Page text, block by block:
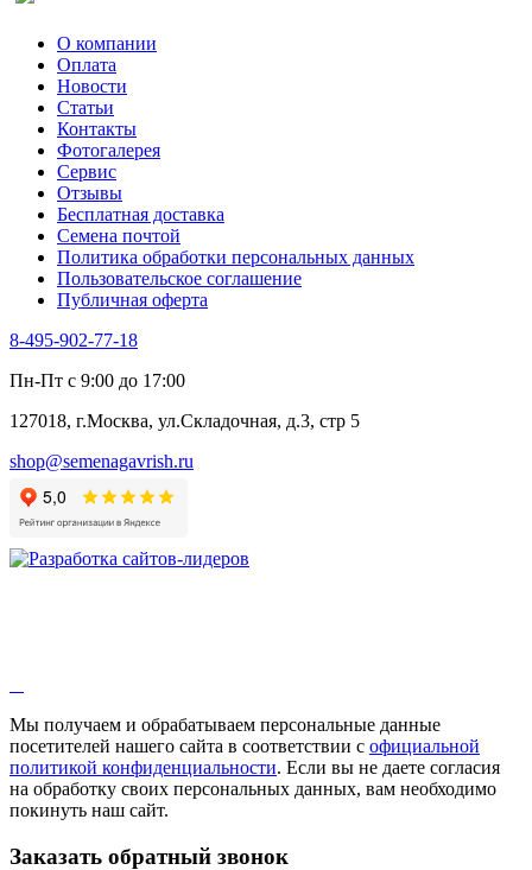
О компании
Оплата
Новости
Статьи
Контакты
Фотогалерея​
Сервис
Отзывы
Бесплатная доставка
Семена почтой
Политика обработки персональных данных
Пользовательское соглашение
Публичная оферта
8-495-902-77-18
Пн-Пт с 9:00 до 17:00
127018, г.Москва, ул.Складочная, д.3, стр 5
shop@semenagavrish.ru
Мы получаем и обрабатываем персональные данные
посетителей нашего сайта в соответствии с официальной
политикой конфиденциальности. Если вы не даете согласия
на обработку своих персональных данных, вам необходимо
покинуть наш сайт.
Заказать обратный звонок